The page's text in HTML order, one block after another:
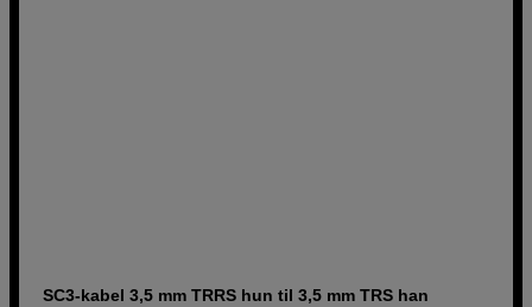
SC3-kabel 3,5 mm TRRS hun til 3,5 mm TRS han